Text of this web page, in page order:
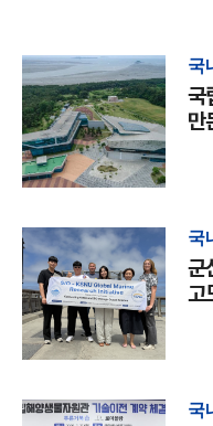
국
국
만
국
군
고
국